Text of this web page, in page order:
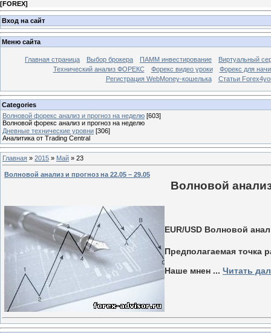
[FOREX]
Вход на сайт
Меню сайта
Главная страница Выбор брокера ПАММ инвестирование
Виртуальный
Технический анализ ФОРЕКС
Форекс видео уроки
Форекс для
Регистрация WebMoney-кошелька
Статьи
Categories
Волновой форекс анализ и прогноз на неделю [603]
Волновой форекс анализ и прогноз на неделю
Дневные технические уровни [306]
Аналитика от Trading Central
Главная » 2015 » Май » 23
Волновой анализ и прогноз на 22.05 – 29.05
Волновой
EUR/USD Волновой
Предполагаемая точка
Наше мнен ... Читать